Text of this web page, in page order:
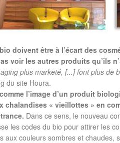
doivent être à l’écart des
voir les autres produits qu’ils
plus marketé, [...] font plus de
du site Houra.
l’image d’un produit
chalandises « vieillottes » en
Dans ce sens, le nouveau
les codes du bio pour attirer les
aux couleurs sombres et chaudes,